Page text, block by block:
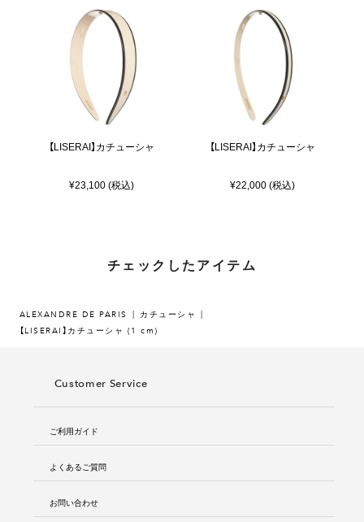
【LISERAI】カチューシャ
¥23,100 (税込)
【LISERAI】カチューシャ
¥22,000 (税込)
チェックしたアイテム
ALEXANDRE DE PARIS
カチューシャ
【LISERAI】カチューシャ (1 cm)
Customer Service
ご利用ガイド
よくあるご質問
お問い合わせ